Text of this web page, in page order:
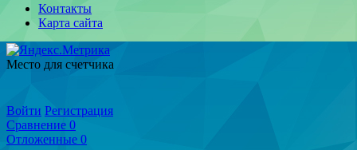
Контакты
Карта сайта
Место для счетчика
Войти Регистрация
Сравнение 0
Отложенные 0